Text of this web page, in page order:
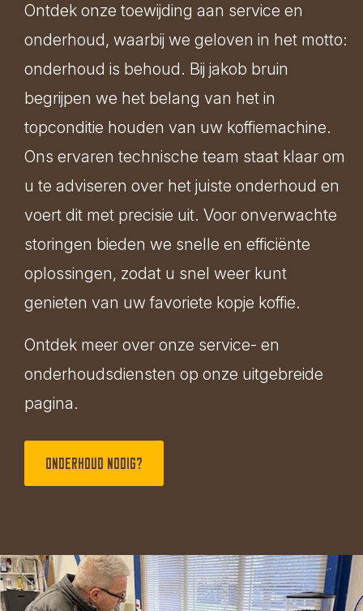
Ontdek onze toewijding aan service en
onderhoud, waarbij we geloven in het motto:
onderhoud is behoud. Bij jakob bruin
begrijpen we het belang van het in
topconditie houden van uw koffiemachine.
Ons ervaren technische team staat klaar om
u te adviseren over het juiste onderhoud en
voert dit met precisie uit. Voor onverwachte
storingen bieden we snelle en efficiënte
oplossingen, zodat u snel weer kunt
genieten van uw favoriete kopje koffie.
Ontdek meer over onze service- en
onderhoudsdiensten op onze uitgebreide
pagina.
Onderhoud nodig?